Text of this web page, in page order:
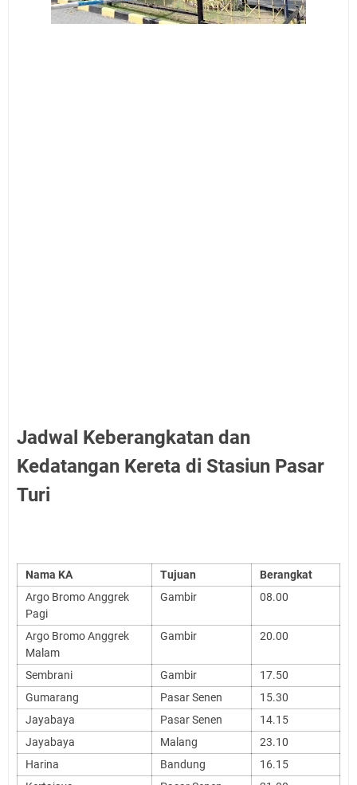
Jadwal Keberangkatan dan
Kedatangan Kereta di Stasiun Pasar
Turi
Nama KA Tujuan
Berangkat
Argo Bromo Anggrek
Pagi
Gambir 08.00
Argo Bromo Anggrek
Malam
Gambir 20.00
Sembrani Gambir
17.50
Gumarang
Pasar Senen
15.30
Jayabaya
Pasar Senen
14.15
Jayabaya
Malang
23.10
Harina
Bandung
16.15